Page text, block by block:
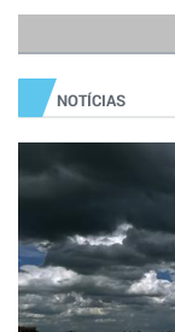
NOTÍCIAS